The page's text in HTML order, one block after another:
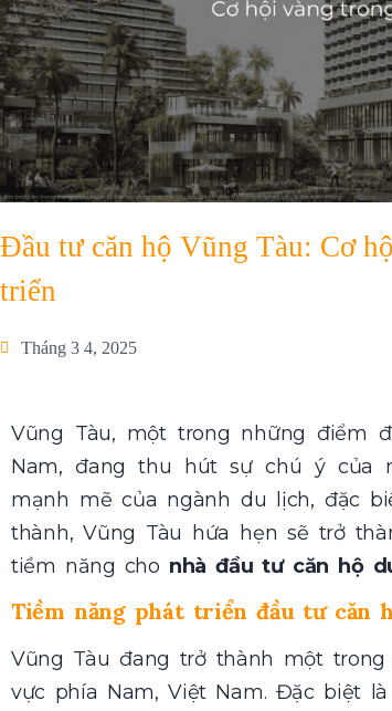
Đầu tư căn hộ Vũng Tàu: Cơ
triển
Tháng 3 4, 2025
Vũng Tàu, một trong những điểm
Nam, đang thu hút sự chú ý của
mạnh mẽ của ngành du lịch, đặc
thành, Vũng Tàu hứa hẹn sẽ trở
tiềm năng cho nhà đầu tư căn hộ
Tiềm năng phát triển đầu tư căn
Vũng Tàu đang trở thành một
vực phía Nam, Việt Nam. Đặc biệt